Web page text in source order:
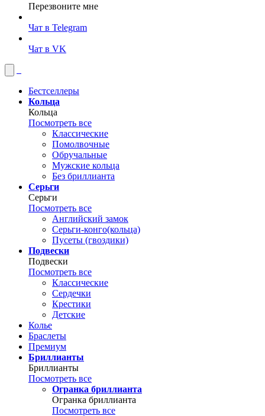
Перезвоните мне
Чат в Telegram
Чат в VK
Бестселлеры
Кольца
Кольца
Посмотреть все
Классические
Помолвочные
Обручальные
Мужские кольца
Без бриллианта
Серьги
Серьги
Посмотреть все
Английский замок
Серьги-конго(кольца)
Пусеты (гвоздики)
Подвески
Подвески
Посмотреть все
Классические
Сердечки
Крестики
Детские
Колье
Браслеты
Премиум
Бриллианты
Бриллианты
Посмотреть все
Огранка бриллианта
Огранка бриллианта
Посмотреть все